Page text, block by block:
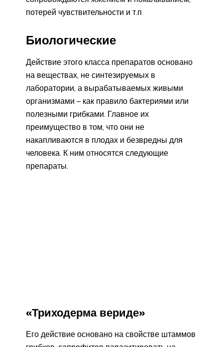
потерей чувствительности и т.п
Биологические
Действие этого класса препаратов основано
на веществах, не синтезируемых в
лаборатории, а вырабатываемых живыми
организмами – как правило бактериями или
полезными грибками. Главное их
преимущество в том, что они не
накапливаются в плодах и безвредны для
человека. К ним относятся следующие
препараты.
«Триходерма вериде»
Его действие основано на свойстве штаммов